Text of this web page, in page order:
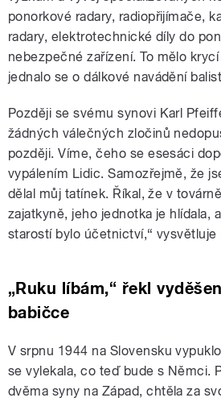
ponorkové radary, radiopřijímače,
radary, elektrotechnické díly do
nebezpečné zařízení. To mělo
jednalo se o dálkové navádění
Později se svému synovi Karl
žádných válečných zločinů
později. Víme, čeho se esesáci
vypálením Lidic. Samozřejmě, že
dělal můj tatínek. Říkal, že v
zajatkyně, jeho jednotka je hlídala,
starostí bylo účetnictví,“ vysvětluje
„Ruku líbám,“ řekl
babičce
V srpnu 1944 na Slovensku
se vylekala, co teď bude s Němci.
dvěma syny na Západ, chtěla za